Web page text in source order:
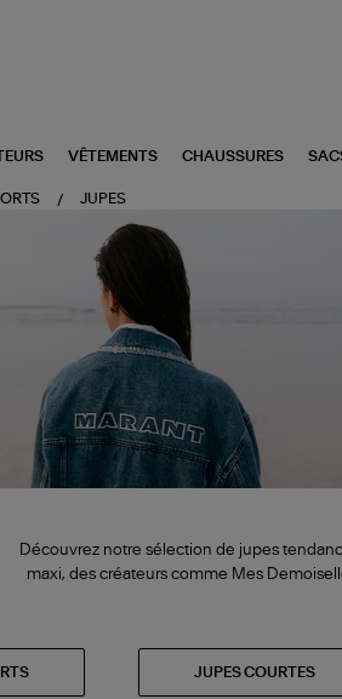
VÊTEMENTS CHAUSSURES
JUPES
Découvrez notre sélection de jupes
maxi, des créateurs comme Mes
JUPES COURTES